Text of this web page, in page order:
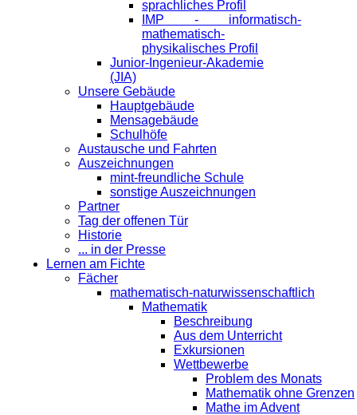
sprachliches Profil
IMP - informatisch-
mathematisch-
physikalisches Profil
Junior-Ingenieur-Akademie
(JIA)
Unsere Gebäude
Hauptgebäude
Mensagebäude
Schulhöfe
Austausche und Fahrten
Auszeichnungen
mint-freundliche Schule
sonstige Auszeichnungen
Partner
Tag der offenen Tür
Historie
... in der Presse
Lernen am Fichte
Fächer
mathematisch-naturwissenschaftlich
Mathematik
Beschreibung
Aus dem Unterricht
Exkursionen
Wettbewerbe
Problem des Monats
Mathematik ohne Grenzen
Mathe im Advent